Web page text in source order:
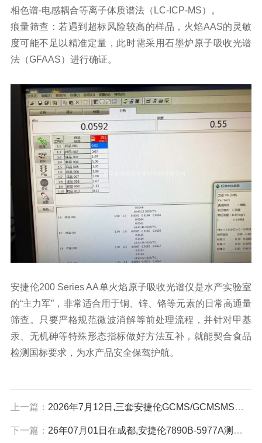
相色谱-电感耦合等离子体质谱法（LC-ICP-MS）。
痕量筛查：若遇到超标风险较高的样品，火焰AAS的灵敏
度可能不足以精准定量，此时需采用石墨炉原子吸收光谱
法（GFAAS）进行确证。
安捷伦200 Series AA单火焰原子吸收光谱仪是水产实验室
的“主力军”，非常适合用于铜、锌、铬等元素的日常高通量
筛查。只要严格规范微波消解等前处理流程，并针对甲基
汞、无机砷等特殊形态指标做好方法互补，就能契合食品
检测国标要求，为水产品安全保驾护航。
上一篇： 2026年7月12日,三套安捷伦GCMS/GCMSMS在深圳适用于常规定性和痕量定量设计
下一篇： 26年07月01日在成都,安捷伦7890B-5977A测挥发性和半挥发性化合物和7890B-FPD测含硫（S）或含磷（P）化合物